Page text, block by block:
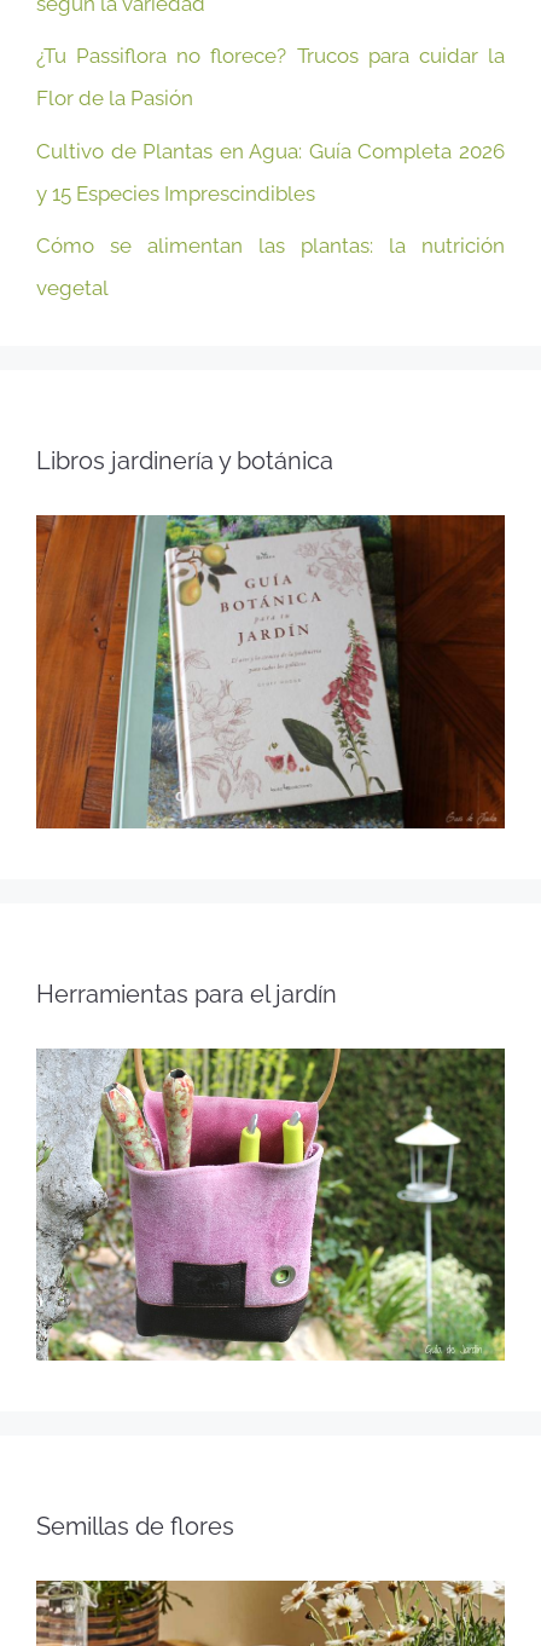
¿Tu Passiflora no florece? Trucos para cuidar la
Flor de la Pasión
Cultivo de Plantas en Agua: Guía Completa 2026
y 15 Especies Imprescindibles
Cómo se alimentan las plantas: la nutrición
vegetal
Libros jardinería y botánica
Herramientas para el jardín
Semillas de flores